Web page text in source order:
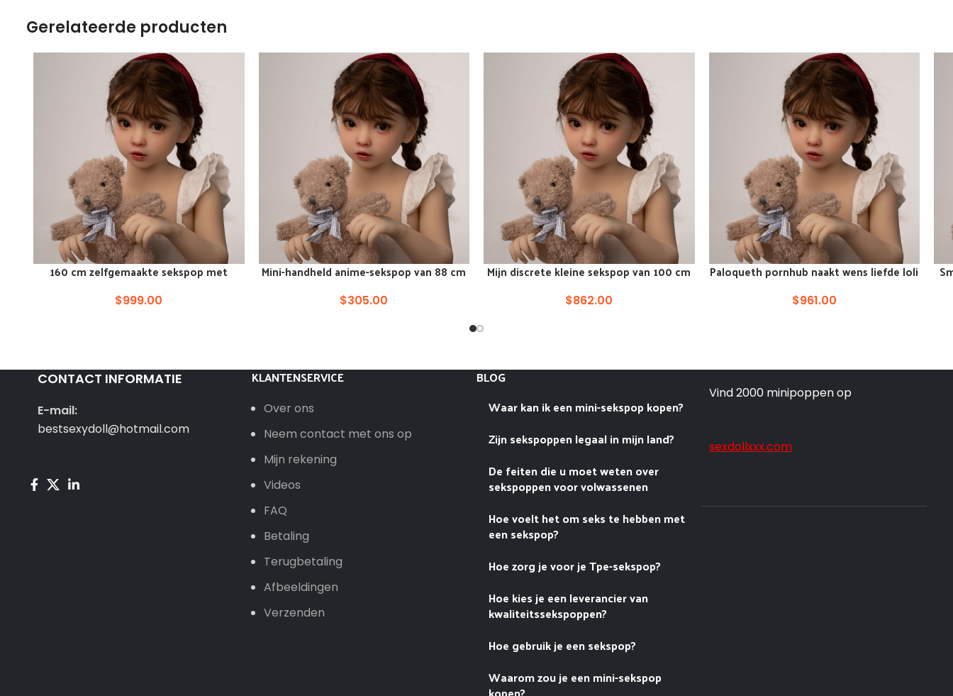
Gerelateerde producten
VOEG TOE AAN WINKELKAR
160 cm zelfgemaakte sekspop met
$999.00
VOEG TOE AAN WINKELKAR
Mini-handheld anime-sekspop van 88 cm
$305.00
VOEG TOE AAN WINKELKAR
Mijn discrete kleine sekspop van 100 cm
$862.00
VOEG TOE AAN WINKELKAR
Paloqueth pornhub naakt wens liefde loli
$961.00
CONTACT INFORMATIE
E-mail:
bestsexydoll@hotmail.com
KLANTENSERVICE
Over ons
Neem contact met ons op
Mijn rekening
Videos
FAQ
Betaling
Terugbetaling
Afbeeldingen
Verzenden
BLOG
Waar kan ik een mini-sekspop kopen?
Zijn sekspoppen legaal in mijn land?
De feiten die u moet weten over
sekspoppen voor volwassenen
Hoe voelt het om seks te hebben met
een sekspop?
Hoe zorg je voor je Tpe-sekspop?
Hoe kies je een leverancier van
kwaliteitssekspoppen?
Hoe gebruik je een sekspop?
Waarom zou je een mini-sekspop
Vind 2000 minipoppen op
sexdollxxx.com